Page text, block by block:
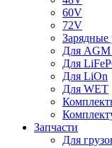
60V
72V
Зарядные
Для
Для
Для LiOn
Для WET
Запчасти
Для